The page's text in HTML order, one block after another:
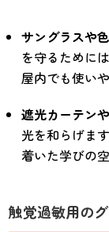
サングラスや
を守るために
屋内でも使い
遮光カーテン
光を和らげま
着いた学びの
触覚過敏用の